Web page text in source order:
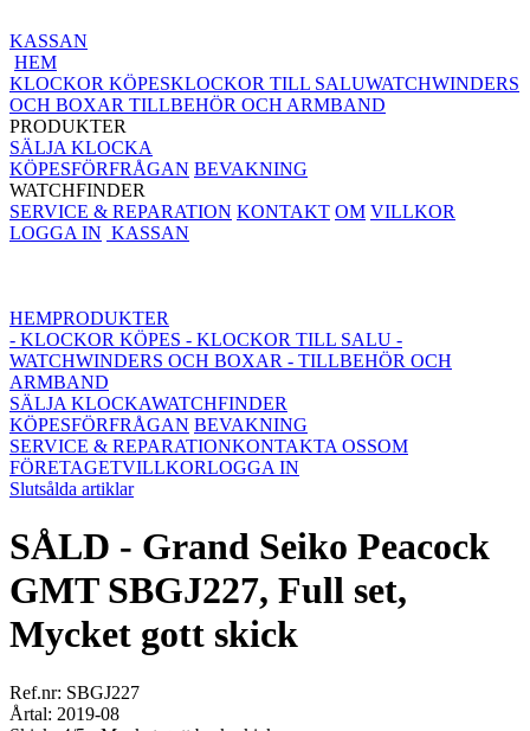
KASSAN
HEM
KLOCKOR KÖPESKLOCKOR TILL SALUWATCHWINDERS
OCH BOXAR TILLBEHÖR OCH ARMBAND
PRODUKTER
SÄLJA KLOCKA
KÖPESFÖRFRÅGAN BEVAKNING
WATCHFINDER
SERVICE & REPARATION KONTAKT OM VILLKOR
LOGGA IN KASSAN
HEMPRODUKTER
- KLOCKOR KÖPES - KLOCKOR TILL SALU -
WATCHWINDERS OCH BOXAR - TILLBEHÖR OCH
ARMBAND
SÄLJA KLOCKAWATCHFINDER
KÖPESFÖRFRÅGAN BEVAKNING
SERVICE & REPARATIONKONTAKTA OSSOM
FÖRETAGETVILLKORLOGGA IN
Slutsålda artiklar
SÅLD - Grand Seiko Peacock
GMT SBGJ227, Full set,
Mycket gott skick
Ref.nr: SBGJ227
Årtal: 2019-08